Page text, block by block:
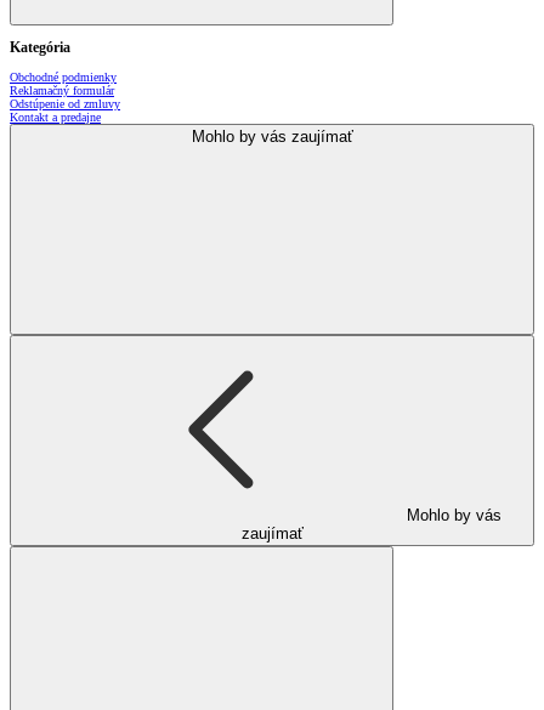
Kategória
Obchodné podmienky
Reklamačný formulár
Odstúpenie od zmluvy
Kontakt a predajne
Mohlo by vás zaujímať
Mohlo by vás
zaujímať